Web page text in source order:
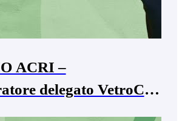
ACRI –
delegato VetroCar